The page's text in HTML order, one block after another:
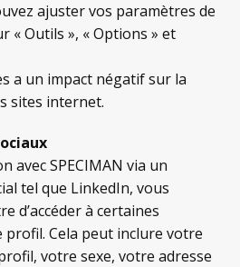
ajuster vos paramètres de
« Outils », « Options » et
a un impact négatif sur la
sites internet.
avec SPECIMAN via un
tel que LinkedIn, vous
d’accéder à certaines
Cela peut inclure votre
votre sexe, votre adresse